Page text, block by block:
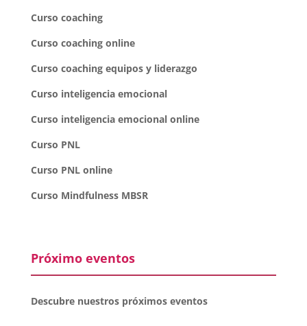
Curso coaching
Curso coaching online
Curso coaching equipos y liderazgo
Curso inteligencia emocional
Curso inteligencia emocional online
Curso PNL
Curso PNL online
Curso Mindfulness MBSR
Próximo eventos
Descubre nuestros próximos eventos